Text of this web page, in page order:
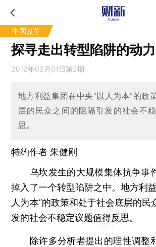
中国改革
探寻走出转型陷阱的动力
2012年02月01日第2期
地方利益集团在中央“以人为本”的政
层的民众之间的阻隔引发的社会不
思。
特约作者 朱健刚
乌坎发生的大规模集体抗争事
掉入了一个转型陷阱之中。地方利
人为本”的政策和处于社会底层的民
发的社会不稳定议题值得反思。
除许多分析者提出的理性调整